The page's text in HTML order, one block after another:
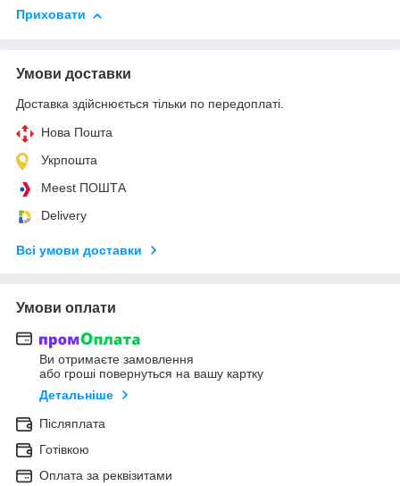
Приховати
Умови доставки
Доставка здійснюється тільки по передоплаті.
Нова Пошта
Укрпошта
Meest ПОШТА
Delivery
Всі умови доставки
Умови оплати
Ви отримаєте замовлення
або гроші повернуться на вашу картку
Детальніше
Післяплата
Готівкою
Оплата за реквізитами